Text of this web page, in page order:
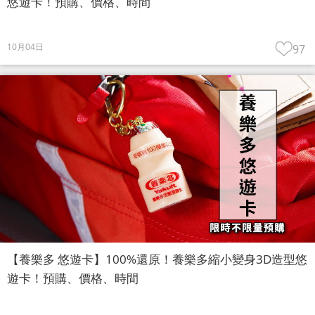
10月04日 97
【養樂多 悠遊卡】100%還原！養樂多縮小變身3D造型悠
遊卡！預購、價格、時間